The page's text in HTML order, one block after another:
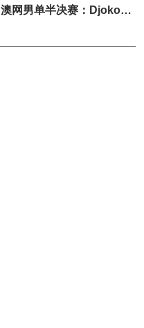
澳网男单半决赛：Djokovic